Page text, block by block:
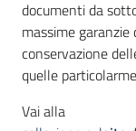
documenti da
massime
conservazione
quelle
Vai alla